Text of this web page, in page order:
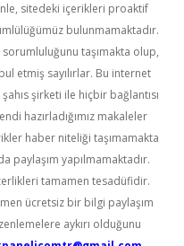
sitedeki içerikleri proaktif
bulunmamaktadır.
taşımakta olup,
etmiş sayılırlar. Bu internet
şirketi ile hiçbir bağlantısı
hazırladığımız makaleler
haber niteliği taşımamakta
paylaşım yapılmamaktadır.
tamamen tesadüfidir.
ücretsiz bir bilgi paylaşım
aykırı olduğunu